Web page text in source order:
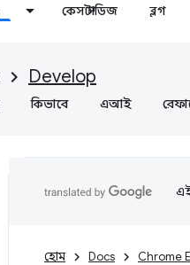
কেস স্টাডিজ ব্লগ
Develop
কিভাবে এআই
হোম Docs Chrome